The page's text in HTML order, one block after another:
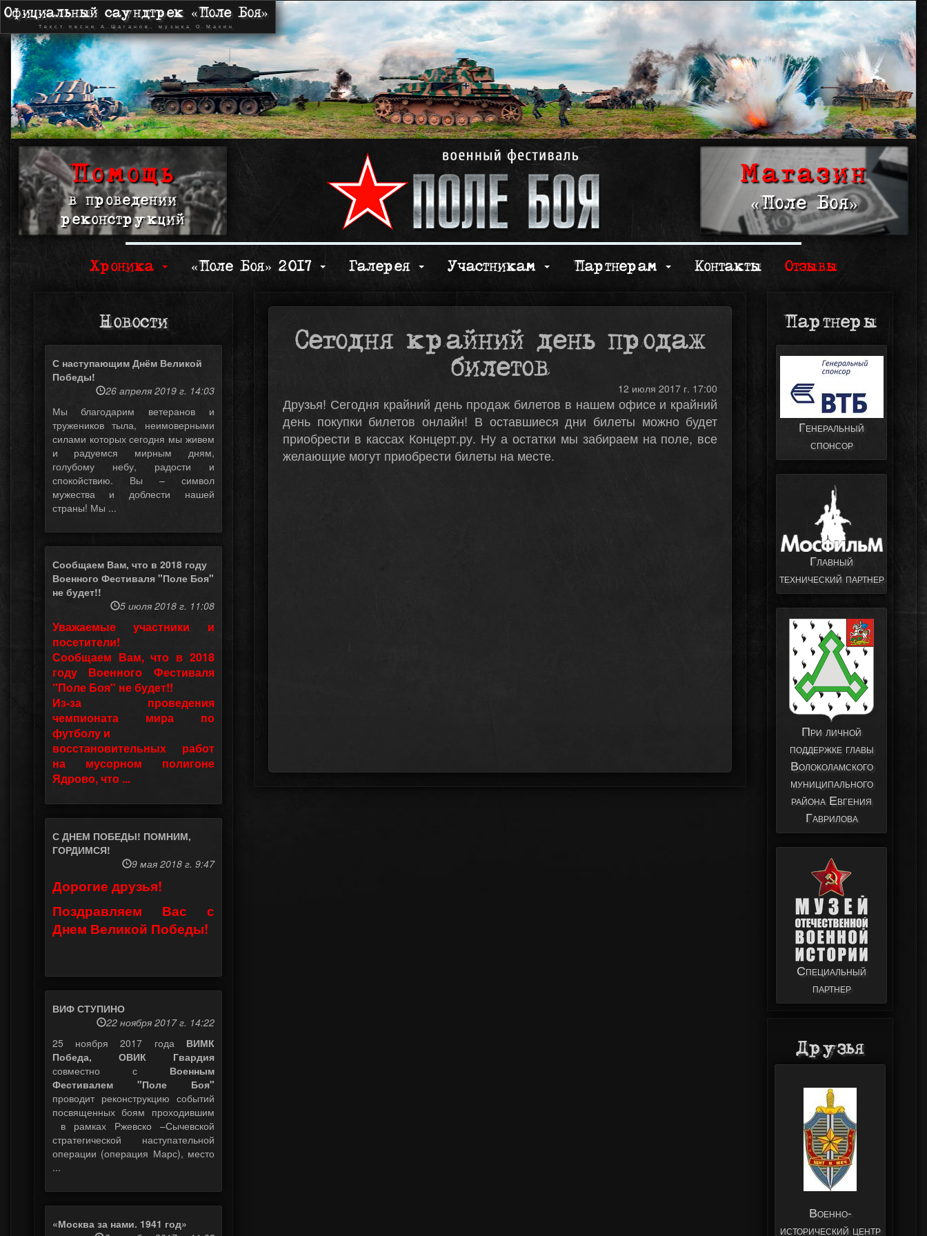
Официальный саундтрек «Поле Боя»
Текст песни А.Шаганов, музыка О.Макин
Помощь
в проведении
реконструкций
Магазин
«Поле Боя»
Хроника «Поле Боя» 2017 Галерея Участникам Партнерам Контакты Отзывы
Сегодня крайний день продаж
билетов
12 июля 2017 г. 17:00
Друзья! Сегодня крайний день продаж билетов в нашем офисе и крайний
день покупки билетов онлайн! В оставшиеся дни билеты можно будет
приобрести в кассах Концерт.ру. Ну а остатки мы забираем на поле, все
желающие могут приобрести билеты на месте.
Новости
С наступающим Днём Великой
Победы!
26 апреля 2019 г. 14:03
Мы благодарим ветеранов и
тружеников тыла, неимоверными
силами которых сегодня мы живем
и радуемся мирным дням,
голубому небу, радости и
спокойствию. Вы – символ
мужества и доблести нашей
страны! Мы ...
Сообщаем Вам, что в 2018 году
Военного Фестиваля "Поле Боя"
не будет!!
5 июля 2018 г. 11:08
Уважаемые участники и
посетители!
Сообщаем Вам, что в 2018
году Военного Фестиваля
"Поле Боя" не будет!!
Из-за проведения
чемпионата мира по
футболу и
восстановительных работ
на мусорном полигоне
Ядрово, что ...
С ДНЕМ ПОБЕДЫ! ПОМНИМ,
ГОРДИМСЯ!
9 мая 2018 г. 9:47
Дорогие друзья!
Поздравляем Вас с
Днем Великой Победы!
ВИФ СТУПИНО
22 ноября 2017 г. 14:22
25 ноября 2017 года ВИМК
Победа, ОВИК Гвардия
совместно с Военным
Фестивалем "Поле Боя"
проводит реконструкцию событий
посвященных боям проходившим
в рамках Ржевско –Сычевской
стратегической наступательной
операции (операция Марс), место
...
«Москва за нами. 1941 год»
Партнеры
Генеральный
спонсор
Главный
технический партнер
При личной
поддержке главы
Волоколамского
муниципального
района Евгения
Гаврилова
Специальный
партнер
Друзья
Военно-
исторический центр